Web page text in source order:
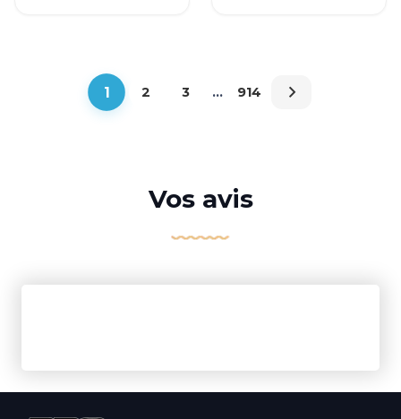
1 2 3 … 914
Vos avis